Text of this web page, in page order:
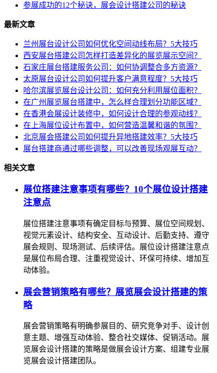
参展成功的12个秘诀，展会设计搭建公司的秘诀
最新文章
兰州展台设计公司如何优化空间动线布局？5大技巧
西安展台搭建公司怎样打造差异化的展览展示空间？
石家庄展台搭建服务公司：如何协调整合多方资源？
太原展台设计公司如何提升客户满意程度？5大技巧
哈尔滨展览展台设计公司：如何充分利用展位面积？
在广州展览展台搭建中，怎么样合理划分功能区域？
在香港会展设计装修中，如何设计合理的参观动线？
在上海展位设计布置中，如何营造温馨和谐的氛围？
北京展会搭建公司如何提升异地搭建效率？5大技巧
展台搭建商通过哪些调整，可以改善现场观展互动？
相关文章
展位搭建注意事项有哪些？10个展位设计搭建
注意点
展位搭建注意事项有确定目标与预算、展位空间规划、
视觉元素设计、结构安全、互动设计、后勤支持、遵守
展会规则、现场测试、后续评估。展位设计搭建注意点
是展位布局合理、注重视觉设计、环保可持续、增加互
动体验。
展会营销策略有哪些？展览展会设计搭建的策
略
展会营销策略有明确参展目的、研究竞争对手、设计创
意主题、增强互动体验、整合社交媒体、促销活动。展
览展会设计搭建的策略是做展会设计方案、组建专业展
览展会设计搭建团队。